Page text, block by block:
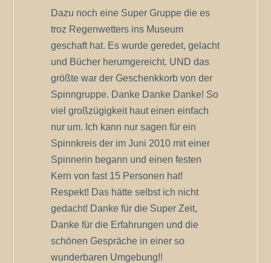
Dazu noch eine Super Gruppe die es
troz Regenwetters ins Museum
geschaft hat. Es wurde geredet, gelacht
und Bücher herumgereicht. UND das
größte war der Geschenkkorb von der
Spinngruppe. Danke Danke Danke! So
viel großzügigkeit haut einen einfach
nur um. Ich kann nur sagen für ein
Spinnkreis der im Juni 2010 mit einer
Spinnerin begann und einen festen
Kern von fast 15 Personen hat!
Respekt! Das hätte selbst ich nicht
gedacht! Danke für die Super Zeit,
Danke für die Erfahrungen und die
schönen Gespräche in einer so
wunderbaren Umgebung!!